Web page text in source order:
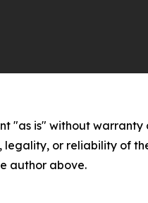
"as is" without
legality, or reliability of
author above.